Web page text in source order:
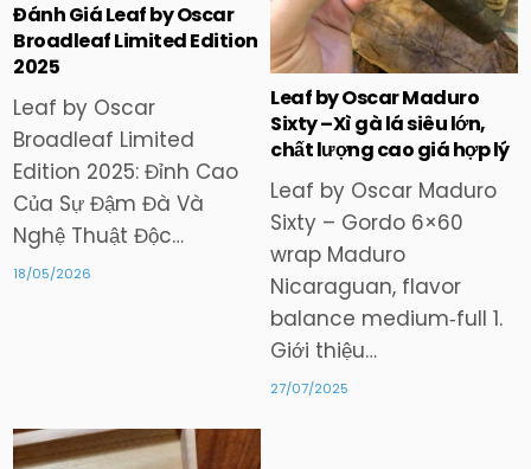
Đánh Giá Leaf by Oscar
Broadleaf Limited Edition
2025
Leaf by Oscar
Broadleaf Limited
Edition 2025: Đỉnh Cao
Của Sự Đậm Đà Và
Nghệ Thuật Độc…
18/05/2026
Leaf by Oscar Maduro
Sixty –Xì gà lá siêu lớn,
chất lượng cao giá hợp lý
Leaf by Oscar Maduro
Sixty – Gordo 6×60
wrap Maduro
Nicaraguan, flavor
balance medium‑full 1.
Giới thiệu…
27/07/2025